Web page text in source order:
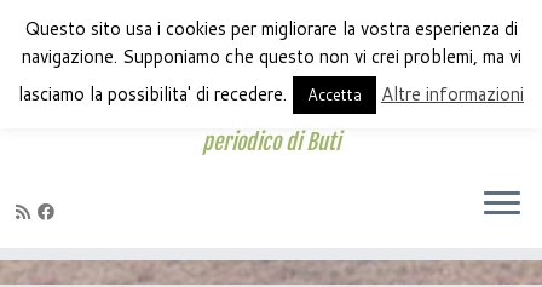
Passa
periodico di Buti
Questo sito usa i cookies per migliorare la vostra esperienza di
navigazione. Supponiamo che questo non vi crei problemi, ma vi
lasciamo la possibilita' di recedere.
Accetta Altre informazioni